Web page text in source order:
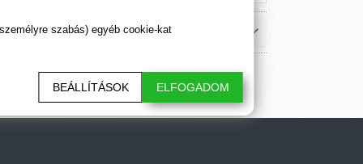
szabás) egyéb cookie-kat
BEÁLLÍTÁSOK ELFOGADOM